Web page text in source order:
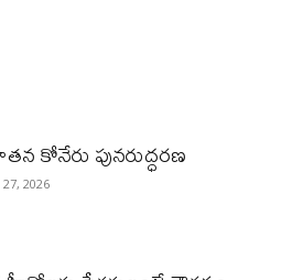
కోనేరు పున‌రుద్ధ‌ర‌ణ
2026